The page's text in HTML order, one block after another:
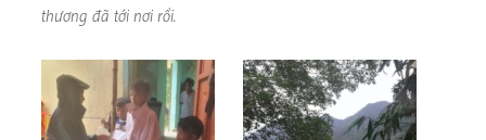
thương đã tới nơi rồi.